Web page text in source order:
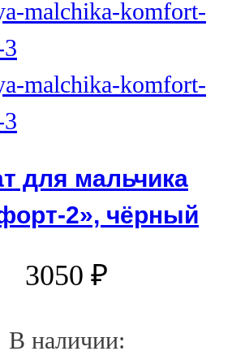
для мальчика
2», чёрный
3050 ₽
В наличии: